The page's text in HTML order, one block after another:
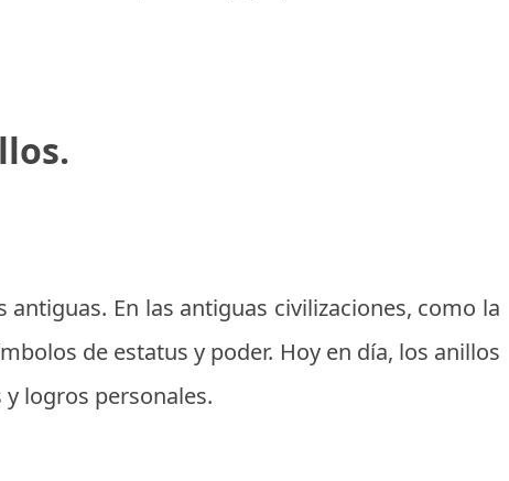
En las antiguas civilizaciones, como la
de estatus y poder. Hoy en día, los anillos
logros personales.